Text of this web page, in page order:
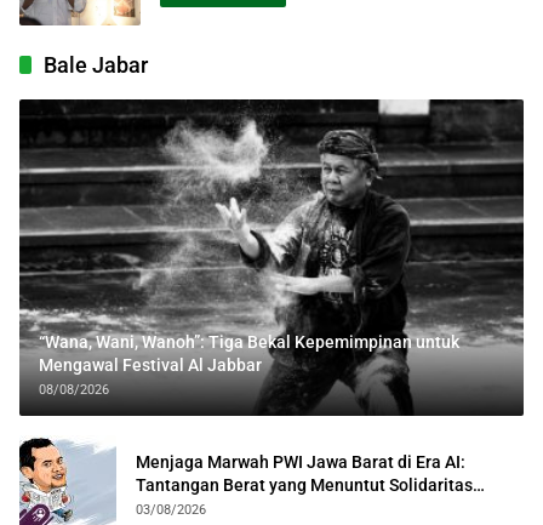
Bale Jabar
“Wana, Wani, Wanoh”: Tiga Bekal Kepemimpinan untuk
Mengawal Festival Al Jabbar
08/08/2026
Menjaga Marwah PWI Jawa Barat di Era AI:
Tantangan Berat yang Menuntut Solidaritas
Lintas Generasi
03/08/2026